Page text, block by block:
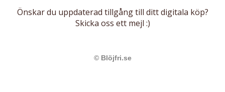
Önskar du uppdaterad tillgång till ditt digitala köp?
Skicka oss ett mejl :)
© Blöjfri.se